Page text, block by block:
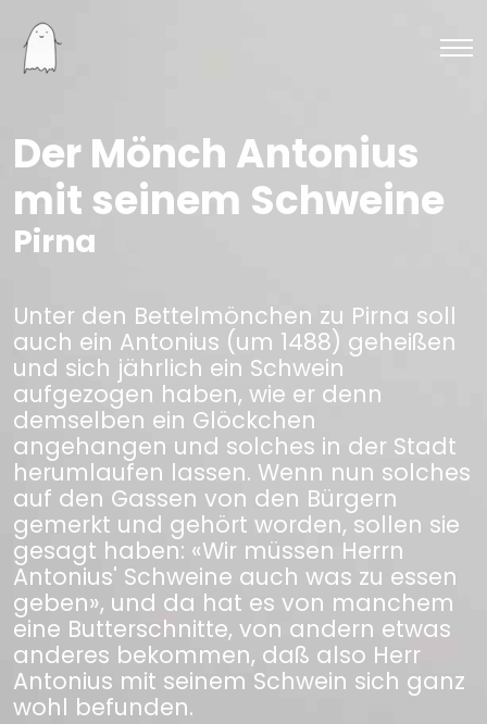
Der Mönch Antonius
mit seinem Schweine
Pirna
Unter den Bettelmönchen zu Pirna soll
auch ein Antonius (um 1488) geheißen
und sich jährlich ein Schwein
aufgezogen haben, wie er denn
demselben ein Glöckchen
angehangen und solches in der Stadt
herumlaufen lassen. Wenn nun solches
auf den Gassen von den Bürgern
gemerkt und gehört worden, sollen sie
gesagt haben: «Wir müssen Herrn
Antonius' Schweine auch was zu essen
geben», und da hat es von manchem
eine Butterschnitte, von andern etwas
anderes bekommen, daß also Herr
Antonius mit seinem Schwein sich ganz
wohl befunden.